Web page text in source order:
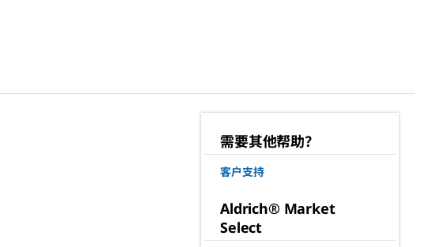
需要其他帮助？
客户支持
Aldrich® Market
Select